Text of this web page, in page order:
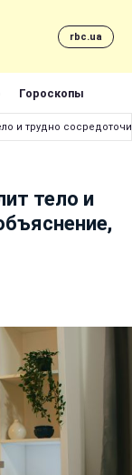
rbc.ua
Гороскопы
и трудно
тело и